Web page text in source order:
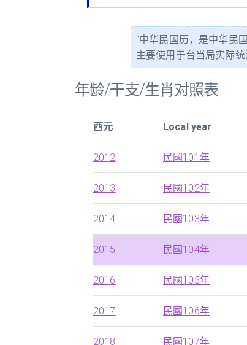
"中华民国历，是中华民
主要使用于台当局实际
年龄/干支/生肖对照表
西元 Local year
2012 民國101年
2013 民國102年
2014 民國103年
2015 民國104年
2016 民國105年
2017 民國106年
2018 民國107年